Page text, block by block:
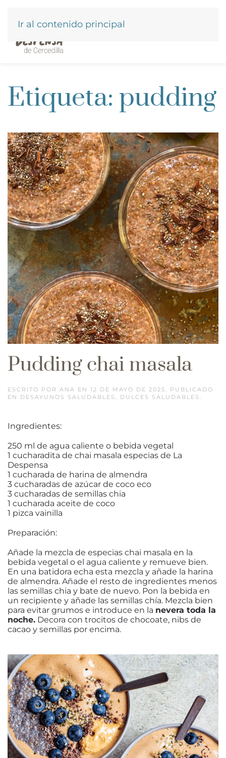
Ir al contenido principal
Etiqueta: pudding
Pudding chai masala
ESCRITO POR ANA EN 12 DE MAYO DE 2025 . PUBLICADO
EN DESAYUNOS SALUDABLES , DULCES SALUDABLES .
Ingredientes:
250 ml de agua caliente o bebida vegetal
1 cucharadita de chai masala especias de La
Despensa
1 cucharada de harina de almendra
3 cucharadas de azúcar de coco eco
3 cucharadas de semillas chia
1 cucharada aceite de coco
1 pizca vainilla
Preparación:
Añade la mezcla de especias chai masala en la
bebida vegetal o el agua caliente y remueve bien.
En una batidora echa esta mezcla y añade la harina
de almendra. Añade el resto de ingredientes menos
las semillas chia y bate de nuevo. Pon la bebida en
un recipiente y añade las semillas chía. Mezcla bien
para evitar grumos e introduce en la nevera toda la
noche. Decora con trocitos de chocoate, nibs de
cacao y semillas por encima.